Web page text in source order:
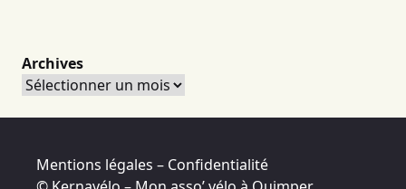
Archives
Archives
Mentions légales – Confidentialité